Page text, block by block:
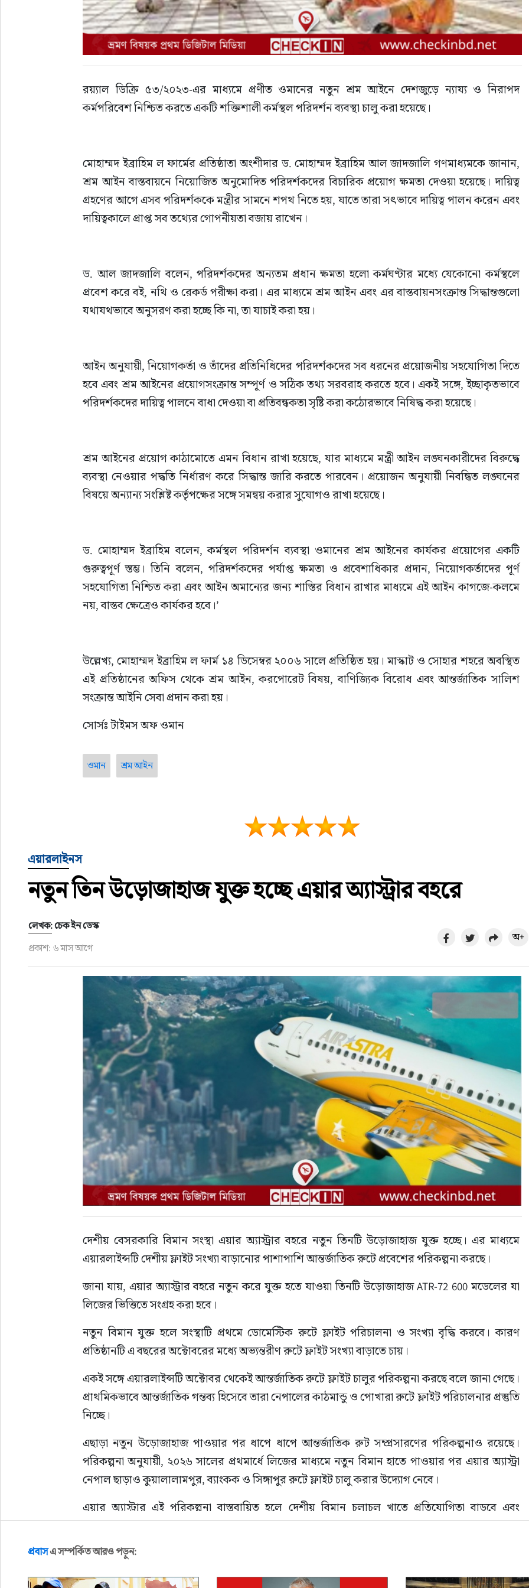
রয়্যাল ডিক্রি ৫৩/২০২৩-এর মাধ্যমে প্রণীত ওমানের নতুন শ্রম আইনে দেশজুড়ে ন্যায্য ও নিরাপদ
কর্মপরিবেশ নিশ্চিত করতে একটি শক্তিশালী কর্মস্থল পরিদর্শন ব্যবস্থা চালু করা হয়েছে।
মোহাম্মদ ইব্রাহিম ল ফার্মের প্রতিষ্ঠাতা অংশীদার ড. মোহাম্মদ ইব্রাহিম আল জাদজালি গণমাধ্যমকে জানান,
শ্রম আইন বাস্তবায়নে নিয়োজিত অনুমোদিত পরিদর্শকদের বিচারিক প্রয়োগ ক্ষমতা দেওয়া হয়েছে। দায়িত্ব
গ্রহণের আগে এসব পরিদর্শককে মন্ত্রীর সামনে শপথ নিতে হয়, যাতে তারা সৎভাবে দায়িত্ব পালন করেন এবং
দায়িত্বকালে প্রাপ্ত সব তথ্যের গোপনীয়তা বজায় রাখেন।
ড. আল জাদজালি বলেন, পরিদর্শকদের অন্যতম প্রধান ক্ষমতা হলো কর্মঘণ্টার মধ্যে যেকোনো কর্মস্থলে
প্রবেশ করে বই, নথি ও রেকর্ড পরীক্ষা করা। এর মাধ্যমে শ্রম আইন এবং এর বাস্তবায়নসংক্রান্ত সিদ্ধান্তগুলো
যথাযথভাবে অনুসরণ করা হচ্ছে কি না, তা যাচাই করা হয়।
আইন অনুযায়ী, নিয়োগকর্তা ও তাঁদের প্রতিনিধিদের পরিদর্শকদের সব ধরনের প্রয়োজনীয় সহযোগিতা দিতে
হবে এবং শ্রম আইনের প্রয়োগসংক্রান্ত সম্পূর্ণ ও সঠিক তথ্য সরবরাহ করতে হবে। একই সঙ্গে, ইচ্ছাকৃতভাবে
পরিদর্শকদের দায়িত্ব পালনে বাধা দেওয়া বা প্রতিবন্ধকতা সৃষ্টি করা কঠোরভাবে নিষিদ্ধ করা হয়েছে।
শ্রম আইনের প্রয়োগ কাঠামোতে এমন বিধান রাখা হয়েছে, যার মাধ্যমে মন্ত্রী আইন লঙ্ঘনকারীদের বিরুদ্ধে
ব্যবস্থা নেওয়ার পদ্ধতি নির্ধারণ করে সিদ্ধান্ত জারি করতে পারবেন। প্রয়োজন অনুযায়ী নিবন্ধিত লঙ্ঘনের
বিষয়ে অন্যান্য সংশ্লিষ্ট কর্তৃপক্ষের সঙ্গে সমন্বয় করার সুযোগও রাখা হয়েছে।
ড. মোহাম্মদ ইব্রাহিম বলেন, কর্মস্থল পরিদর্শন ব্যবস্থা ওমানের শ্রম আইনের কার্যকর প্রয়োগের একটি
গুরুত্বপূর্ণ স্তম্ভ। তিনি বলেন, পরিদর্শকদের পর্যাপ্ত ক্ষমতা ও প্রবেশাধিকার প্রদান, নিয়োগকর্তাদের পূর্ণ
সহযোগিতা নিশ্চিত করা এবং আইন অমান্যের জন্য শাস্তির বিধান রাখার মাধ্যমে এই আইন কাগজে-কলমে
নয়, বাস্তব ক্ষেত্রেও কার্যকর হবে।’
উল্লেখ্য, মোহাম্মদ ইব্রাহিম ল ফার্ম ১৪ ডিসেম্বর ২০০৬ সালে প্রতিষ্ঠিত হয়। মাস্কাট ও সোহার শহরে অবস্থিত
এই প্রতিষ্ঠানের অফিস থেকে শ্রম আইন, করপোরেট বিষয়, বাণিজ্যিক বিরোধ এবং আন্তর্জাতিক সালিশ
সংক্রান্ত আইনি সেবা প্রদান করা হয়।
সোর্সঃ টাইমস অফ ওমান
ওমান শ্রম আইন
এয়ারলাইনস
নতুন তিন উড়োজাহাজ যুক্ত হচ্ছে এয়ার অ্যাস্ট্রার বহরে
লেখক: চেক ইন ডেস্ক
প্রকাশ: ৬ মাস আগে
অ+
দেশীয় বেসরকারি বিমান সংস্থা এয়ার অ্যাস্ট্রার বহরে নতুন তিনটি উড়োজাহাজ যুক্ত হচ্ছে। এর মাধ্যমে
এয়ারলাইন্সটি দেশীয় ফ্লাইট সংখ্যা বাড়ানোর পাশাপাশি আন্তর্জাতিক রুটে প্রবেশের পরিকল্পনা করছে।
জানা যায়, এয়ার অ্যাস্ট্রার বহরে নতুন করে যুক্ত হতে যাওয়া তিনটি উড়োজাহাজ ATR-72 600 মডেলের যা
লিজের ভিত্তিতে সংগ্রহ করা হবে।
নতুন বিমান যুক্ত হলে সংস্থাটি প্রথমে ডোমেস্টিক রুটে ফ্লাইট পরিচালনা ও সংখ্যা বৃদ্ধি করবে। কারণ
প্রতিষ্ঠানটি এ বছরের অক্টোবরের মধ্যে অভ্যন্তরীণ রুটে ফ্লাইট সংখ্যা বাড়াতে চায়।
একই সঙ্গে এয়ারলাইন্সটি অক্টোবর থেকেই আন্তর্জাতিক রুটে ফ্লাইট চালুর পরিকল্পনা করছে বলে জানা গেছে।
প্রাথমিকভাবে আন্তর্জাতিক গন্তব্য হিসেবে তারা নেপালের কাঠমান্ডু ও পোখারা রুটে ফ্লাইট পরিচালনার প্রস্তুতি
নিচ্ছে।
এছাড়া নতুন উড়োজাহাজ পাওয়ার পর ধাপে ধাপে আন্তর্জাতিক রুট সম্প্রসারণের পরিকল্পনাও রয়েছে।
পরিকল্পনা অনুযায়ী, ২০২৬ সালের প্রথমার্ধে লিজের মাধ্যমে নতুন বিমান হাতে পাওয়ার পর এয়ার অ্যাস্ট্রা
নেপাল ছাড়াও কুয়ালালামপুর, ব্যাংকক ও সিঙ্গাপুর রুটে ফ্লাইট চালু করার উদ্যোগ নেবে।
এয়ার অ্যাস্ট্রার এই পরিকল্পনা বাস্তবায়িত হলে দেশীয় বিমান চলাচল খাতে প্রতিযোগিতা বাড়বে এবং
আন্তর্জাতিক যাত্রী পরিবহনেও নতুন একটি দেশীয় সংস্থার অংশগ্রহণ নিশ্চিত হবে বলে মনে করছেন সংশ্লিষ্টরা।
প্রবাসএ সম্পর্কিত আরও পড়ুন: